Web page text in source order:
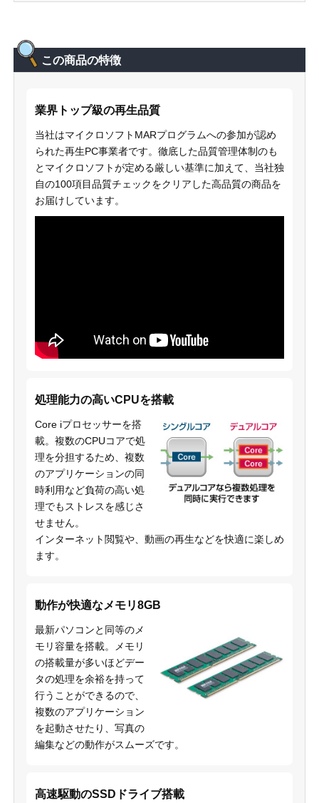
この商品の特徴
業界トップ級の再生品質
当社はマイクロソフトMARプログラムへの参加が認め
られた再生PC事業者です。徹底した品質管理体制のも
とマイクロソフトが定める厳しい基準に加えて、当社独
自の100項目品質チェックをクリアした高品質の商品を
お届けしています。
処理能力の高いCPUを搭載
Core iプロセッサーを搭
載。複数のCPUコアで処
理を分担するため、複数
のアプリケーションの同
時利用など負荷の高い処
理でもストレスを感じさ
せません。
インターネット閲覧や、動画の再生などを快適に楽しめ
ます。
動作が快適なメモリ8GB
最新パソコンと同等のメ
モリ容量を搭載。メモリ
の搭載量が多いほどデー
タの処理を余裕を持って
行うことができるので、
複数のアプリケーション
を起動させたり、写真の
編集などの動作がスムーズです。
高速駆動のSSDドライブ搭載